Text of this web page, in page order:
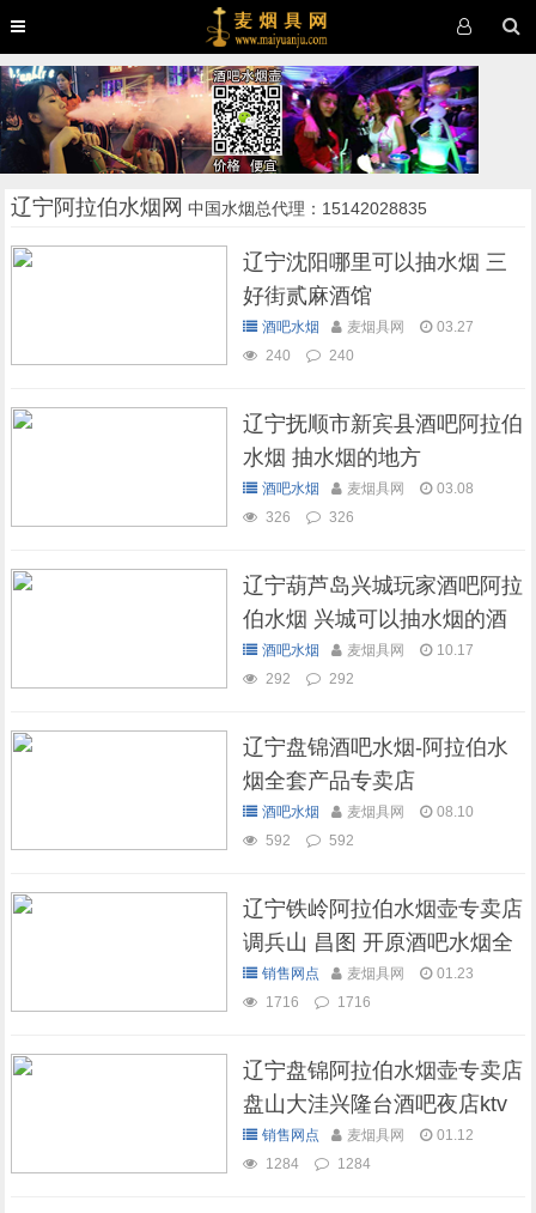
辽宁阿拉伯水烟网 中国水烟总代理：15142028835
辽宁沈阳哪里可以抽水烟 三
好街贰麻酒馆
酒吧水烟 麦烟具网
03.27
240
240
辽宁抚顺市新宾县酒吧阿拉伯
水烟 抽水烟的地方
酒吧水烟 麦烟具网
03.08
326
326
辽宁葫芦岛兴城玩家酒吧阿拉
伯水烟 兴城可以抽水烟的酒
吧酒吧水烟 麦烟具网
10.17
292
292
辽宁盘锦酒吧水烟-阿拉伯水
烟全套产品专卖店
酒吧水烟 麦烟具网
08.10
592
592
辽宁铁岭阿拉伯水烟壶专卖店
调兵山 昌图 开原酒吧水烟全
套批发
销售网点 麦烟具网
01.23
1716
1716
辽宁盘锦阿拉伯水烟壶专卖店
盘山大洼兴隆台酒吧夜店ktv
阿拉伯水
销售网点 麦烟具网
01.12
1284
1284